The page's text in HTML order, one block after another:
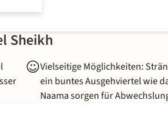
Sheikh
Vielseitige Möglichkeiten:
ein buntes Ausgehviertel wie
Naama sorgen für